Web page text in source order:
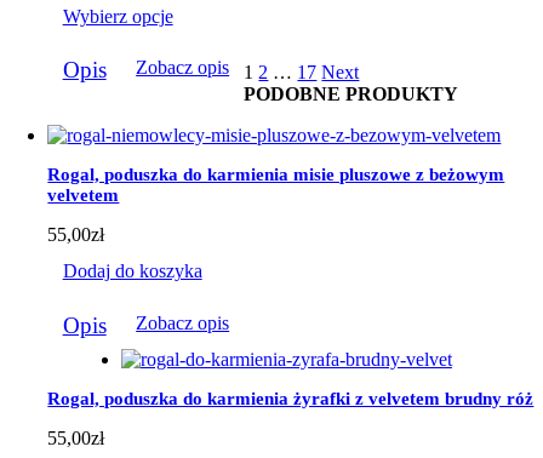
do
184,00zł
Wybierz opcje
produkt
wariantów.
można
wybrać
na
stronie
produktu
Opis Zobacz opis 1 2 … 17 Next
PODOBNE PRODUKTY
Rogal, poduszka do karmienia misie pluszowe z beżowym
velvetem
55,00zł
Dodaj do koszyka
Opis Zobacz opis
Rogal, poduszka do karmienia żyrafki z velvetem brudny róż
55,00zł